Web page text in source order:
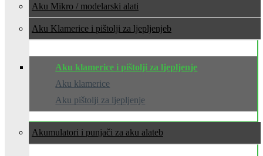
Aku Mikro / modelarski alati
Aku Klamerice i pištolji za ljepljenje
Aku klamerice i pištolji za ljepljenje
Aku klamerice
Aku pištolji za ljepljenje
Akumulatori i punjači za aku alate